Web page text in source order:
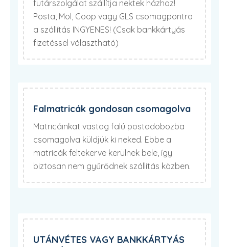
futárszolgálat szállítja nektek házhoz!
Posta, Mol, Coop vagy GLS csomagpontra
a szállítás INGYENES! (Csak bankkártyás
fizetéssel választható)
Falmatricák gondosan csomagolva
Matricáinkat vastag falú postadobozba
csomagolva küldjük ki neked. Ebbe a
matricák feltekerve kerülnek bele, így
biztosan nem gyűrődnek szállítás közben.
UTÁNVÉTES VAGY BANKKÁRTYÁS